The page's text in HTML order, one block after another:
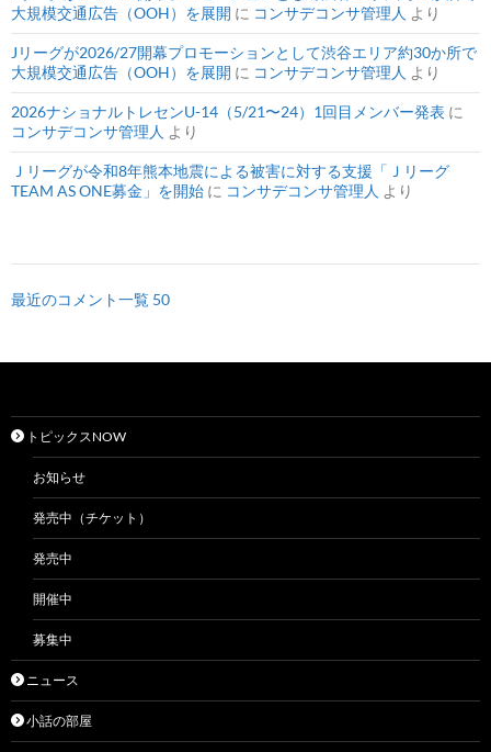
大規模交通広告（OOH）を展開 に コンサデコンサ管理人 より
Jリーグが2026/27開幕プロモーションとして渋谷エリア約30か所で
大規模交通広告（OOH）を展開 に コンサデコンサ管理人 より
2026ナショナルトレセンU-14（5/21〜24）1回目メンバー発表 に
コンサデコンサ管理人 より
Ｊリーグが令和8年熊本地震による被害に対する支援「Ｊリーグ
TEAM AS ONE募金」を開始 に コンサデコンサ管理人 より
最近のコメント一覧 50
トピックスNOW
お知らせ
発売中（チケット）
発売中
開催中
募集中
ニュース
小話の部屋